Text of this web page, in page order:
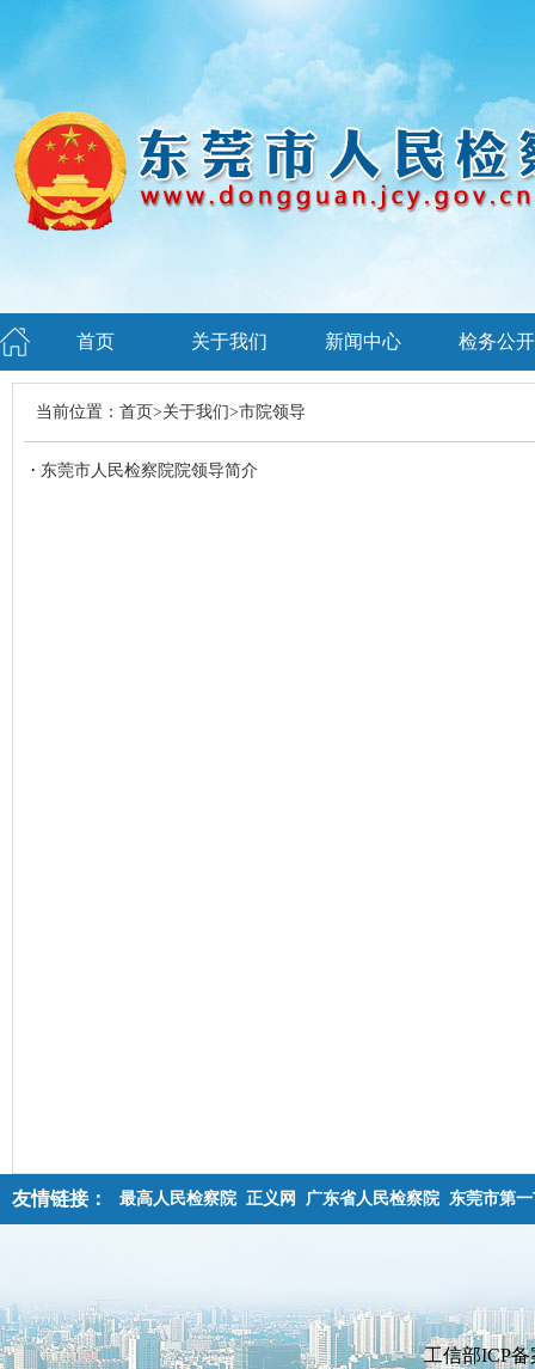
首页 关于我们 新闻中心 检务公开
当前位置： 首页>关于我们>市院领导
· 东莞市人民检察院院领导简介
友情链接： 最高人民检察院 正义网 广东省人民检察院 东莞市第
工信部ICP